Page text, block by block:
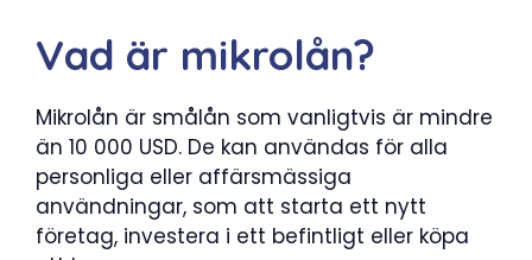
Vad är mikrolån?
Mikrolån är smålån som vanligtvis är mindre
än 10 000 USD. De kan användas för alla
personliga eller affärsmässiga
användningar, som att starta ett nytt
företag, investera i ett befintligt eller köpa